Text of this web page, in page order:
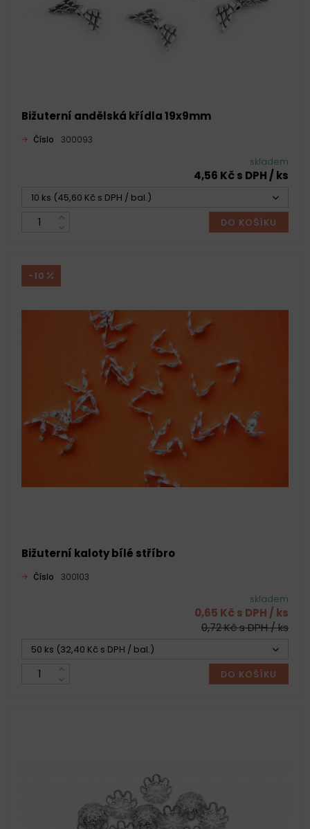
Bižuterní andělská křídla 19x9mm
Číslo 300093
skladem
4,56 Kč s DPH / ks
10 ks (45,60 Kč s DPH / bal.)
DO KOŠÍKU
-10
Bižuterní kaloty bílé stříbro
Číslo 300103
skladem
0,65 Kč s DPH / ks
0,72 Kč s DPH / ks
50 ks (32,40 Kč s DPH / bal.)
DO KOŠÍKU